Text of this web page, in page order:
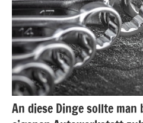
An diese Dinge sollte